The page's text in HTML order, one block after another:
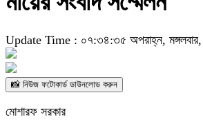
Update Time : ০৭:৩৪:৩৫ অপরাহ্ন,
📸 নিউজ ফটোকার্ড ডাউনলোড করুন
মোশারফ সরকার